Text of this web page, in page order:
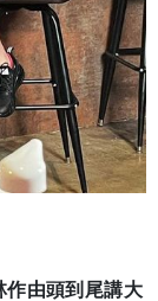
作由頭到尾講大